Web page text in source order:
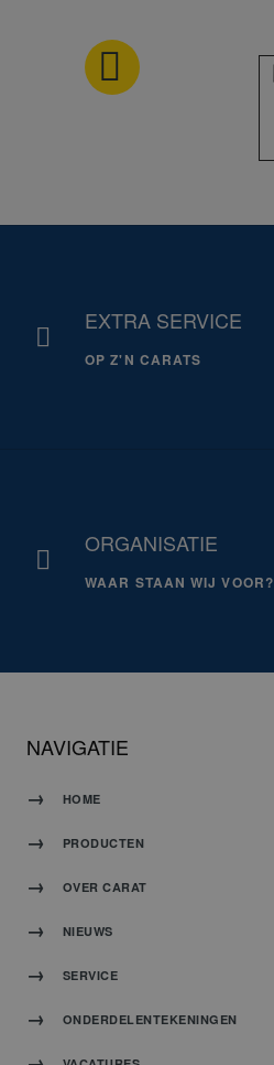
EXTRA SERVICE
OP Z'N CARATS
ORGANISATIE
WAAR STAAN WIJ VOOR?
NAVIGATIE
HOME
PRODUCTEN
OVER CARAT
NIEUWS
SERVICE
ONDERDELENTEKENINGEN